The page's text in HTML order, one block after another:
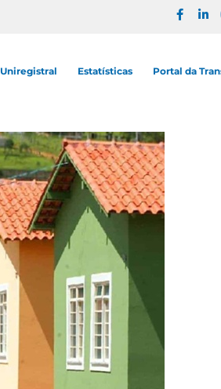
Uniregistral Estatísticas Portal da